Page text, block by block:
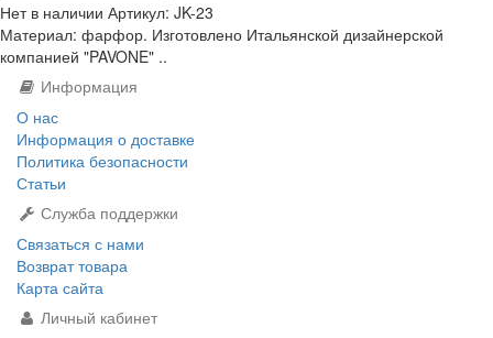
Нет в наличии Артикул: JK-23
Материал: фарфор. Изготовлено Итальянской дизайнерской
компанией "PAVONE" ..
Информация
О нас
Информация о доставке
Политика безопасности
Статьи
Служба поддержки
Связаться с нами
Возврат товара
Карта сайта
Личный кабинет